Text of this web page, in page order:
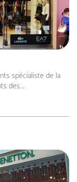
spécialiste de la
des...